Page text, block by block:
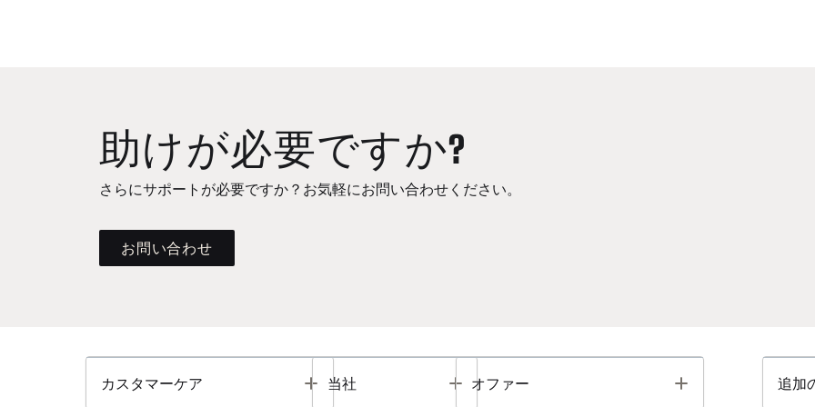
助けが必要ですか?
さらにサポートが必要ですか？お気軽にお問い合わせください。
お問い合わせ
カスタマーケア Toggle
当社 Toggle
オファー Toggle 追加